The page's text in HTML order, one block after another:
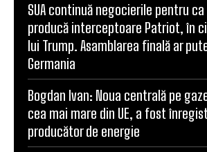
SUA continuă negocierile pentru ca
producă interceptoare Patriot, în
lui Trump. Asamblarea finală ar
Germania
Bogdan Ivan: Noua centrală pe
cea mai mare din UE, a fost
producător de energie